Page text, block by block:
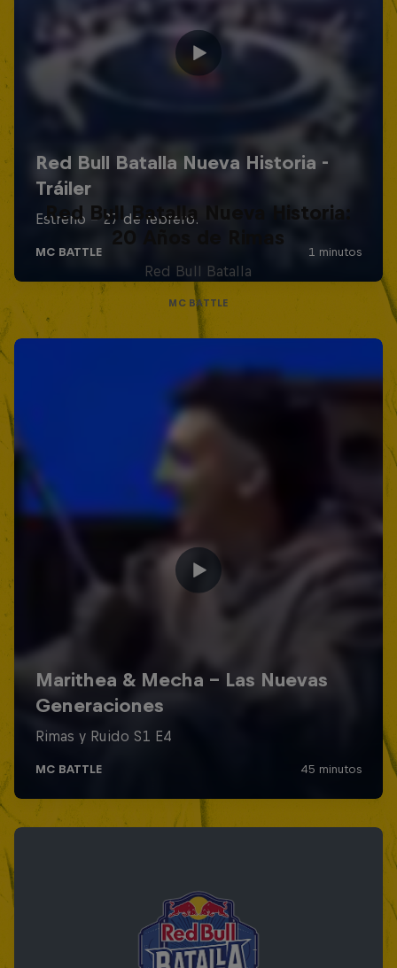
Red Bull Batalla Nueva Historia:
20 Años de Rimas
Red Bull Batalla
MC BATTLE